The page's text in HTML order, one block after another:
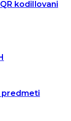
Ilovani
predmeti